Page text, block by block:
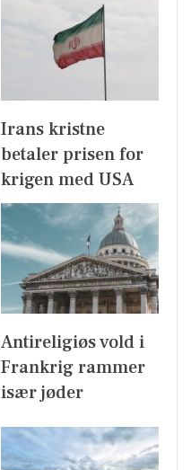
Irans kristne
betaler prisen for
krigen med USA
Antireligiøs vold i
Frankrig rammer
især jøder